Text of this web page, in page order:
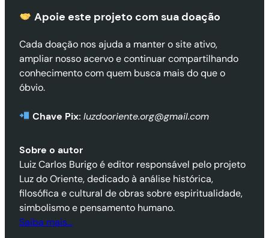
Apoie este projeto com sua doação
Cada doação nos ajuda a manter o site ativo,
ampliar nosso acervo e continuar compartilhando
conhecimento com quem busca mais do que o
óbvio.
Chave Pix: luzdooriente.org@gmail.com
Sobre o autor
Luiz Carlos Burigo é editor responsável pelo projeto
Luz do Oriente, dedicado à análise histórica,
filosófica e cultural de obras sobre espiritualidade,
simbolismo e pensamento humano.
Saiba mais…